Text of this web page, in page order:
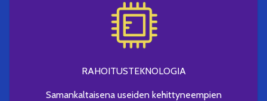
RAHOITUSTEKNOLOGIA
Samankaltaisena useiden kehittyneempien